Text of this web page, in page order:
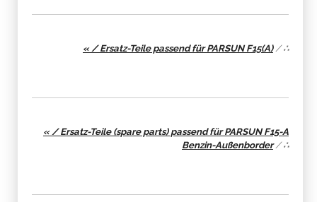
« / Ersatz-Teile passend für PARSUN F15(A)/∴
« / Ersatz-Teile (spare parts) passend für PARSUN F15-A
Benzin-Außenborder/∴